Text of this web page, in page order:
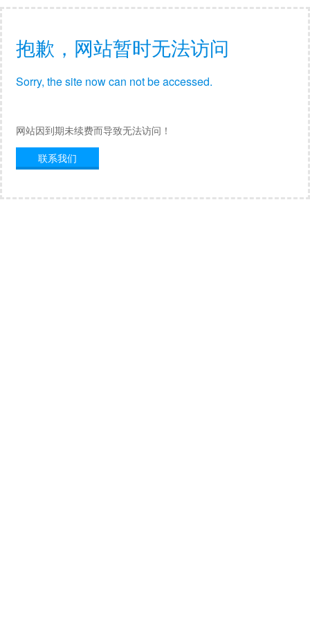
抱歉，网站暂时无法访问
Sorry, the site now can not be accessed.
网站因到期未续费而导致无法访问！
联系我们